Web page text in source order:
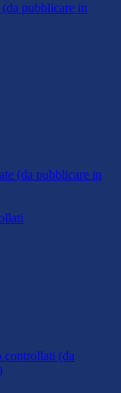
pubblicare in
(da pubblicare in
(da